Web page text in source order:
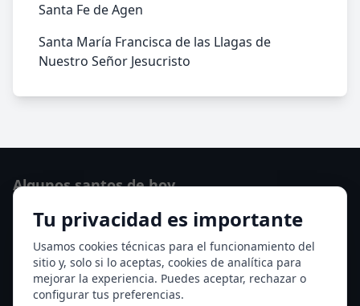
Santa Fe de Agen
Santa María Francisca de las Llagas de
Nuestro Señor Jesucristo
Tu privacidad es importante
Usamos cookies técnicas para el funcionamiento del
sitio y, solo si lo aceptas, cookies de analítica para
mejorar la experiencia. Puedes aceptar, rechazar o
configurar tus preferencias.
Algunos santos de hoy
San Cayetano de Thiene
San Sixto II papa
Ver todos los santos de hoy